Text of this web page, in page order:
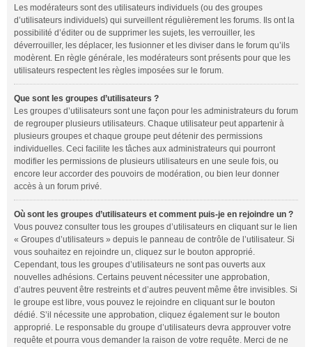
Les modérateurs sont des utilisateurs individuels (ou des groupes
d’utilisateurs individuels) qui surveillent régulièrement les forums. Ils ont la
possibilité d’éditer ou de supprimer les sujets, les verrouiller, les
déverrouiller, les déplacer, les fusionner et les diviser dans le forum qu’ils
modèrent. En règle générale, les modérateurs sont présents pour que les
utilisateurs respectent les règles imposées sur le forum.
Que sont les groupes d’utilisateurs ?
Les groupes d’utilisateurs sont une façon pour les administrateurs du forum
de regrouper plusieurs utilisateurs. Chaque utilisateur peut appartenir à
plusieurs groupes et chaque groupe peut détenir des permissions
individuelles. Ceci facilite les tâches aux administrateurs qui pourront
modifier les permissions de plusieurs utilisateurs en une seule fois, ou
encore leur accorder des pouvoirs de modération, ou bien leur donner
accès à un forum privé.
Où sont les groupes d’utilisateurs et comment puis-je en rejoindre un ?
Vous pouvez consulter tous les groupes d’utilisateurs en cliquant sur le lien
« Groupes d’utilisateurs » depuis le panneau de contrôle de l’utilisateur. Si
vous souhaitez en rejoindre un, cliquez sur le bouton approprié.
Cependant, tous les groupes d’utilisateurs ne sont pas ouverts aux
nouvelles adhésions. Certains peuvent nécessiter une approbation,
d’autres peuvent être restreints et d’autres peuvent même être invisibles. Si
le groupe est libre, vous pouvez le rejoindre en cliquant sur le bouton
dédié. S’il nécessite une approbation, cliquez également sur le bouton
approprié. Le responsable du groupe d’utilisateurs devra approuver votre
requête et pourra vous demander la raison de votre requête. Merci de ne